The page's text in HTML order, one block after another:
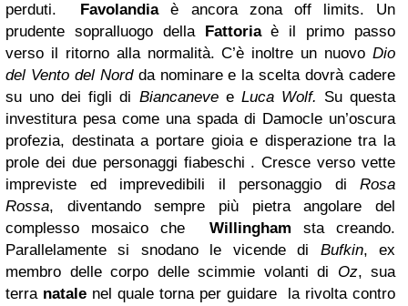
perduti. Favolandiaè ancora zona off limits. Un
prudente sopralluogo della Fattoriaè il primo passo
verso il ritorno alla normalità. C’è inoltre un nuovo Dio
del Vento del Nordda nominare e la scelta dovrà cadere
su uno dei figli di Biancanevee Luca Wolf. Su questa
investitura pesa come una spada di Damocle un’oscura
profezia, destinata a portare gioia e disperazione tra la
prole dei due personaggi fiabeschi . Cresce verso vette
impreviste ed imprevedibili il personaggio di Rosa
Rossa, diventando sempre più pietra angolare del
complesso mosaico che Willingham sta creando.
Parallelamente si snodano le vicende di Bufkin, ex
membro delle corpo delle scimmie volanti di Oz, sua
terra natale nel quale torna per guidare la rivolta contro